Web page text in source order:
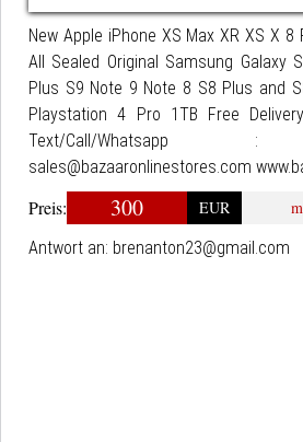
New Apple iPhone XS Max XR XS X
All Sealed Original Samsung Galaxy
Plus S9 Note 9 Note 8 S8 Plus and
Playstation 4 Pro 1TB Free
Text/Call/Whatsapp :
sales@bazaaronlinestores.com
Preis: 300 EUR
Antwort an: brenanton23@gmail.com